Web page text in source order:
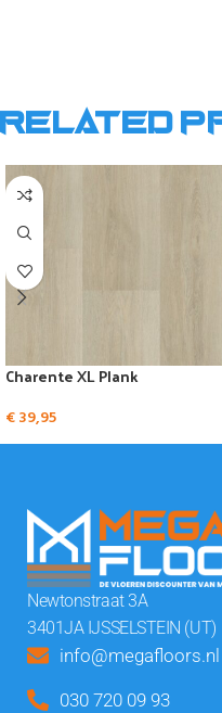
Related
Charente XL Plank
€39,95
Newtonstraat 3A
3401JA IJSSELSTEIN (UT)
info@megafloors.nl
030 720 09 93